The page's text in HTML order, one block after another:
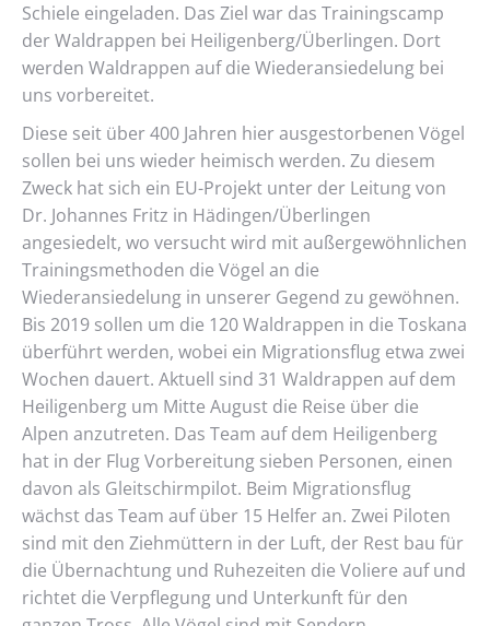
Schiele eingeladen. Das Ziel war das Trainingscamp
der Waldrappen bei Heiligenberg/Überlingen. Dort
werden Waldrappen auf die Wiederansiedelung bei
uns vorbereitet.
Diese seit über 400 Jahren hier ausgestorbenen Vögel
sollen bei uns wieder heimisch werden. Zu diesem
Zweck hat sich ein EU-Projekt unter der Leitung von
Dr. Johannes Fritz in Hädingen/Überlingen
angesiedelt, wo versucht wird mit außergewöhnlichen
Trainingsmethoden die Vögel an die
Wiederansiedelung in unserer Gegend zu gewöhnen.
Bis 2019 sollen um die 120 Waldrappen in die Toskana
überführt werden, wobei ein Migrationsflug etwa zwei
Wochen dauert. Aktuell sind 31 Waldrappen auf dem
Heiligenberg um Mitte August die Reise über die
Alpen anzutreten. Das Team auf dem Heiligenberg
hat in der Flug Vorbereitung sieben Personen, einen
davon als Gleitschirmpilot. Beim Migrationsflug
wächst das Team auf über 15 Helfer an. Zwei Piloten
sind mit den Ziehmüttern in der Luft, der Rest bau für
die Übernachtung und Ruhezeiten die Voliere auf und
richtet die Verpflegung und Unterkunft für den